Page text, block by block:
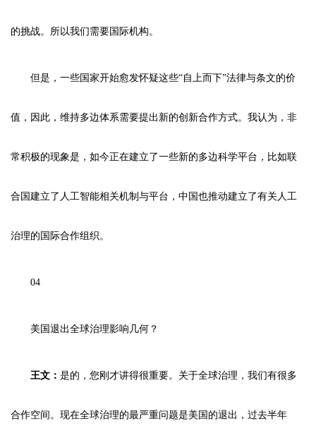
的挑战。所以我们需要国际机构。
但是，一些国家开始愈发怀疑这些“自上而下”法律与条文的价
值，因此，维持多边体系需要提出新的创新合作方式。我认为，非
常积极的现象是，如今正在建立了一些新的多边科学平台，比如联
合国建立了人工智能相关机制与平台，中国也推动建立了有关人工
治理的国际合作组织。
04
美国退出全球治理影响几何？
王文： 是的，您刚才讲得很重要。关于全球治理，我们有很多
合作空间。现在全球治理的最严重问题是美国的退出，过去半年